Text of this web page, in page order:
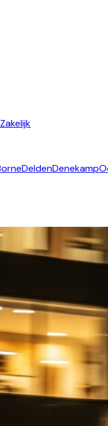
Zakelijk
DeldenDenekamp